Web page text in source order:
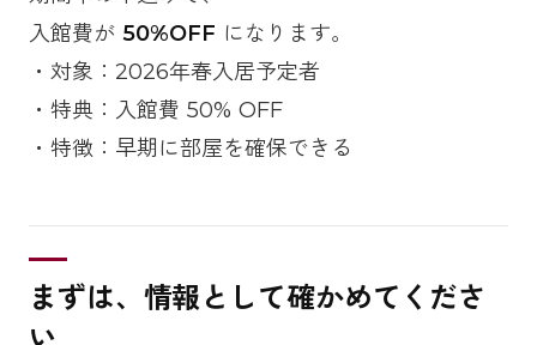
入館費が 50%OFF になります。
・対象：2026年春入居予定者
・特典：入館費 50% OFF
・特徴：早期に部屋を確保できる
まずは、情報として確かめてくださ